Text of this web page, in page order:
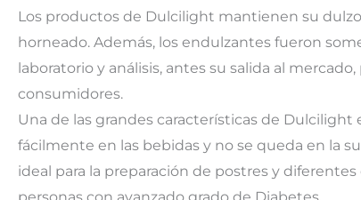
Los productos de Dulcilight mantienen su
horneado. Además, los endulzantes fueron
laboratorio y análisis, antes su salida al
consumidores.
Una de las grandes características de
fácilmente en las bebidas y no se queda en la
ideal para la preparación de postres y